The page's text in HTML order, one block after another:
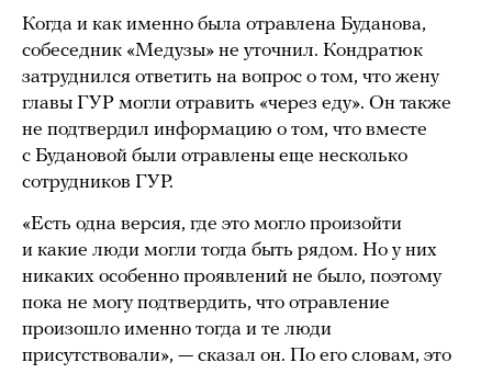
Когда и как именно была отравлена Буданова,
собеседник «Медузы» не уточнил. Кондратюк
затруднился ответить на вопрос о том, что жену
главы ГУР могли отравить «через еду». Он также
не подтвердил информацию о том, что вместе
с Будановой были отравлены еще несколько
сотрудников ГУР.
«Есть одна версия, где это могло произойти
и какие люди могли тогда быть рядом. Но у них
никаких особенно проявлений не было, поэтому
пока не могу подтвердить, что отравление
произошло именно тогда и те люди
присутствовали», — сказал он. По его словам, это